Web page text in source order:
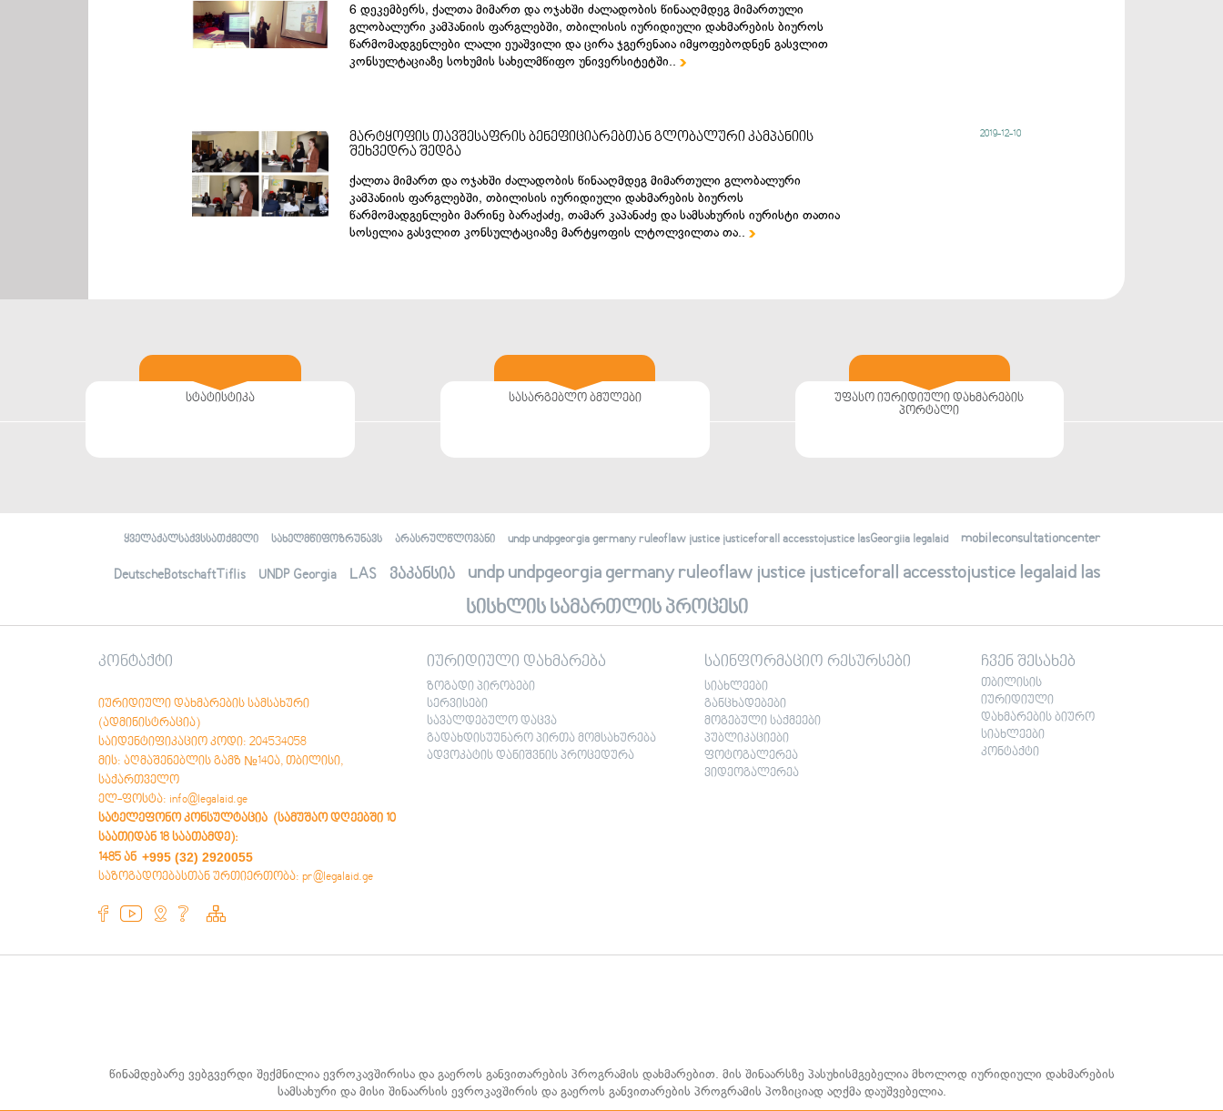
6 დეკემბერს, ქალთა მიმართ და ოჯახში ძალადობის წინააღმდეგ მიმართული
გლობალური კამპანიის ფარგლებში, თბილისის იურიდიული დახმარების ბიუროს
წარმომადგენლები ლალი ეუაშვილი და ცირა ჯგერენაია იმყოფებოდნენ გასვლით
კონსულტაციაზე სოხუმის სახელმწიფო უნივერსიტეტში.. 
მარტყოფის თავშესაფრის ბენეფიციარებთან გლობალური კამპანიის
შეხვედრა შედგა
ქალთა მიმართ და ოჯახში ძალადობის წინააღმდეგ მიმართული გლობალური
კამპანიის ფარგლებში, თბილისის იურიდიული დახმარების ბიუროს
წარმომადგენლები მარინე ბარაქაძე, თამარ კაპანაძე და სამსახურის იურისტი თათია
სოსელია გასვლით კონსულტაციაზე მარტყოფის ლტოლვილთა თა.. 
2019-12-10
სტატისტიკა სასარგებლო ბმულები
უფასო იურიდიული დახმარების
პორტალი
ყველაქალსაქვსსათქმელი სახელმწიფოზრუნავს არასრულწლოვანი undp undpgeorgia germany ruleoflaw justice justiceforall accesstojustice lasGeorgiia legalaid mobileconsultationcenter
DeutscheBotschaftTiflis UNDP Georgia LAS ვაკანსია
undp undpgeorgia germany ruleoflaw justice justiceforall accesstojustice legalaid las
სისხლის სამართლის პროცესი
კონტაქტი
იურიდიული დახმარების სამსახური
(ადმინისტრაცია)
საიდენტიფიკაციო კოდი: 204534058
მის: აღმაშენებლის გამზ №140ა, თბილისი,
საქართველო
ელ-ფოსტა: info@legalaid.ge
სატელეფონო კონსულტაცია (სამუშაო დღეებში 10
საათიდან 18 საათამდე):
1485 ან +995 (32) 2920055
საზოგადოებასთან ურთიერთობა: pr@legalaid.ge
იურიდიული დახმარება
ზოგადი პირობები
სერვისები
სავალდებულო დაცვა
გადახდისუუნარო პირთა მომსახურება
ადვოკატის დანიშვნის პროცედურა
საინფორმაციო რესურსები
სიახლეები
განცხადებები
მოგებული საქმეები
პუბლიკაციები
ფოტოგალერეა
ვიდეოგალერეა
ჩვენ შესახებ
თბილისის
იურიდიული
დახმარების ბიურო
სიახლეები
კონტაქტი
წინამდებარე ვებგვერდი შექმნილია ევროკავშირისა და გაეროს განვითარების პროგრამის დახმარებით. მის შინაარსზე პასუხისმგებელია მხოლოდ იურიდიული დახმარების
სამსახური და მისი შინაარსის ევროკავშირის და გაეროს განვითარების პროგრამის პოზიციად აღქმა დაუშვებელია.